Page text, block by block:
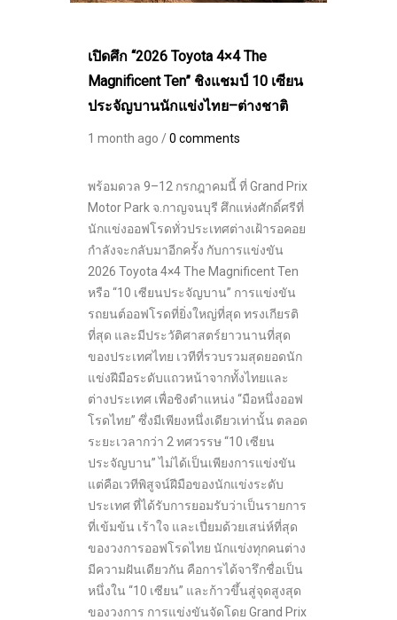
เปิดศึก “2026 Toyota 4×4 The
Magnificent Ten” ชิงแชมป์ 10 เซียน
ประจัญบานนักแข่งไทย–ต่างชาติ
1 month ago /0 comments
พร้อมดวล 9–12 กรกฎาคมนี้ ที่ Grand Prix
Motor Park จ.กาญจนบุรี ศึกแห่งศักดิ์ศรีที่
นักแข่งออฟโรดทั่วประเทศต่างเฝ้ารอคอย
กำลังจะกลับมาอีกครั้ง กับการแข่งขัน
2026 Toyota 4×4 The Magnificent Ten
หรือ “10 เซียนประจัญบาน” การแข่งขัน
รถยนต์ออฟโรดที่ยิ่งใหญ่ที่สุด ทรงเกียรติ
ที่สุด และมีประวัติศาสตร์ยาวนานที่สุด
ของประเทศไทย เวทีที่รวบรวมสุดยอดนัก
แข่งฝีมือระดับแถวหน้าจากทั้งไทยและ
ต่างประเทศ เพื่อชิงตำแหน่ง “มือหนึ่งออฟ
โรดไทย” ซึ่งมีเพียงหนึ่งเดียวเท่านั้น ตลอด
ระยะเวลากว่า 2 ทศวรรษ “10 เซียน
ประจัญบาน” ไม่ได้เป็นเพียงการแข่งขัน
แต่คือเวทีพิสูจน์ฝีมือของนักแข่งระดับ
ประเทศ ที่ได้รับการยอมรับว่าเป็นรายการ
ที่เข้มข้น เร้าใจ และเปี่ยมด้วยเสน่ห์ที่สุด
ของวงการออฟโรดไทย นักแข่งทุกคนต่าง
มีความฝันเดียวกัน คือการได้จารึกชื่อเป็น
หนึ่งใน “10 เซียน” และก้าวขึ้นสู่จุดสูงสุด
ของวงการ การแข่งขันจัดโดย Grand Prix